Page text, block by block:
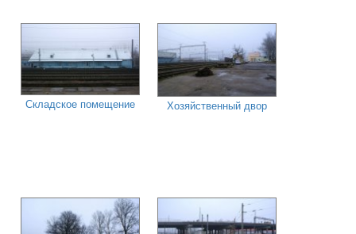
Складское помещение Хозяйственный двор